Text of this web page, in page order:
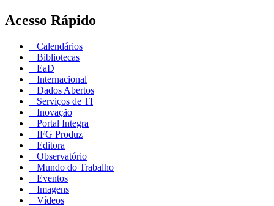
Acesso Rápido
Calendários
Bibliotecas
EaD
Internacional
Dados Abertos
Serviços de TI
Inovação
Portal Integra
IFG Produz
Editora
Observatório
Mundo do Trabalho
Eventos
Imagens
Vídeos